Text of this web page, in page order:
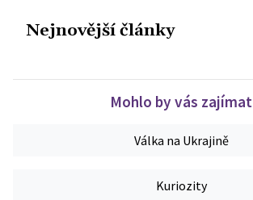
Nejnovější články
Mohlo by vás zajímat
Válka na Ukrajině
Kuriozity